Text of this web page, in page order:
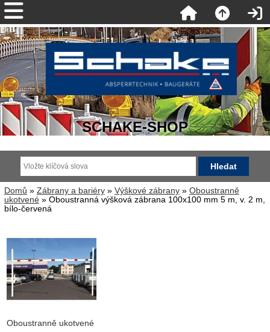
SCHAKE-SHOP
Domů » Zábrany a bariéry» Výškové zábrany» Oboustranně
ukotvené» Oboustranná výšková zábrana 100x100 mm 5 m, v. 2 m,
bílo-červená
Oboustranně ukotvené